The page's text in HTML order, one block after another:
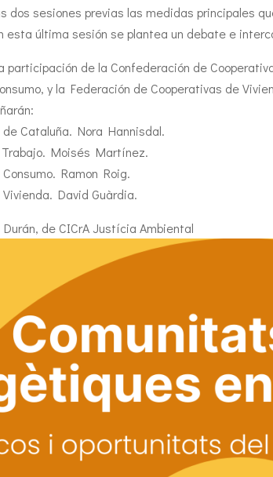
dos sesiones previas las medidas principales
esta última sesión se plantea un debate e
participación de la Confederación de
y la Federación de Cooperativas de
Cataluña. Nora Hannisdal.
Moisés Martínez.
Ramon Roig.
David Guàrdia.
de CICrA Justícia Ambiental